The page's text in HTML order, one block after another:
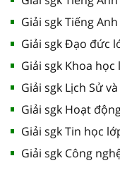
Giải sgk Tiếng
Giải sgk Đạo đức
Giải sgk Khoa học
Giải sgk Lịch Sử
Giải sgk Hoạt
Giải sgk Tin học
Giải sgk Công